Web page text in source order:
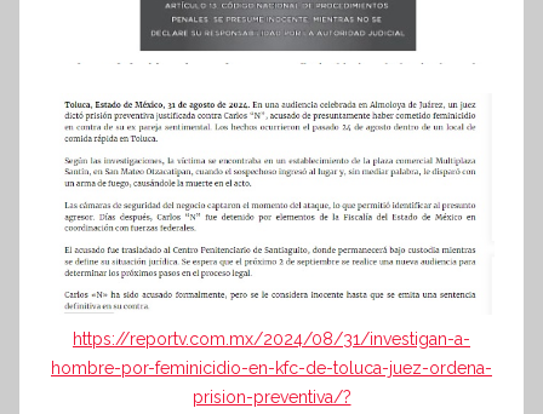
https://reportv.com.mx/2024/08/31/investigan-a-
hombre-por-feminicidio-en-kfc-de-toluca-juez-ordena-
prision-preventiva/?